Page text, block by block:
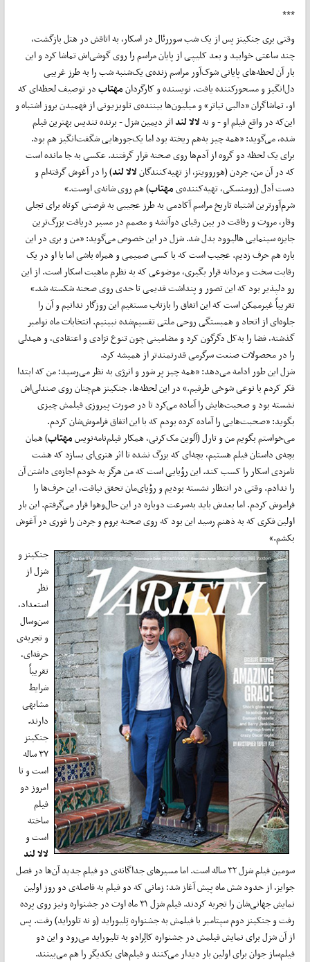
***
وقتی بری جنکینز پس از یک شب سوررئال در اسکار، به اتاقش در هتل بازگشت،
چند ساعتی خوابید و بعد کلیپی از پایان مراسم را روی گوشی‌اش تماشا کرد و این
بار آن لحظه‌های پایانی شوک‌آور مراسم زنده‌ی یک‌شنبه شب را به طرز غریبی
دل‌انگیز و مسحورکننده یافت. نویسنده و کارگردانمهتابدر توصیف لحظه‌ای که
او، تماشاگران «دالبی تیاتر» و میلیون‌ها بیننده‌ی تلویزیونی از فهمیدن بروز اشتباه و
این‌که در واقع فیلم او - و نهلالا لنداثر دیمین شزل - برنده تندیس بهترین فیلم
شده، می‌گوید: «همه چیز به‌هم ریخته بود اما یک‌جورهایی شگفت‌انگیز هم بود.
برای یک لحظه دو گروه از آدم‌ها روی صحنه قرار گرفتند. عکسی به جا مانده است
که در آن من، جردن (هوروویتز، از تهیه‌کنندگانلالا لند‌) را در آغوش گرفته‌ام و
دست اَدل (رومنسکی، تهیه‌کننده‌یمهتاب) هم روی شانه‌ی اوست.»
شرم‌آورترین اشتباه تاریخ مراسم آکادمی به طرز عجیبی به فرصتی کوتاه برای تجلی
وقار، مروت و رفاقت در بین رقبای دوآتشه و مصمم در مسیر دریافت بزرگ‌ترین
جایزه سینمایی هالیوود بدل شد. شزل در این خصوص می‌گوید: «من و بری در این
باره هم حرف زدیم. عجیب است که با کسی صمیمی و همراه باشی اما با او در یک
رقابت سخت و مردانه قرار بگیری، موضوعی که به نظرم ماهیت اسکار است. از این
رو دلپذیر بود که این تصور و پنداشت قدیمی تا حدی روی صحنه شکسته شد.»
تقریباً غیرممکن است که این اتفاق را بازتاب مستقیم این روزگار ندانیم و آن را
جلوه‌ای از اتحاد و همبستگی روحی ملتی تقسیم‌شده نبینیم. انتخابات ماه نوامبر
گذشته، فضا را به‌کل دگرگون کرد و مضامینی چون تنوع نژادی و اعتقادی، و همدلی
را در محصولات صنعت سرگرمی قدرتمندتر از همیشه کرد.
شزل این طور ادامه می‌دهد: «همه چیز پر شور و انرژی به نظر می‌رسید؛ من که ابتدا
فکر کردم با نوعی شوخی طرفیم.» در این لحظه‌ها، جنکینز هم‌چنان روی صندلی‌اش
نشسته بود و صحبت‌هایش را آماده می‌کرد تا در صورت پیروزی فیلمش چیزی
بگوید: «صحبت‌هایی را آماده کرده بودم که با این اتفاق فراموش‌شان کردم.
می‌خواستم بگویم من و تارل (آلوین مک‌کرنی، همکار فیلم‌نامه‌نویسمهتاب) همان
بچه‌ی داستان فیلم هستیم، بچه‌ای که بزرگ نشده تا اثر هنری‌ای بسازد که هشت
نامزدی اسکار را کسب کند. این رؤیایی است که من هرگز به خودم اجازه‌ی داشتن آن
را ندادم. وقتی در انتظار نشسته بودیم و رؤیای‌مان تحقق نیافت، این حرف‌ها را
فراموش کردم. اما بعدش باید به‌سرعت دوباره در این حال‌وهوا قرار می‌گرفتم. این بار
اولین فکری که به ذهنم رسید این بود که روی صحنه بروم و جردن را فوری در آغوش
بکشم.»
جنکینز و
شزل از
نظر
استعداد،
سن‌وسال
و تجربه‌ی
حرفه‌ای،
تقریباً
شرایط
مشابهی
دارند.
جنکینز
۳۷ ساله
است و تا
امروز دو
فیلم
ساخته
است و
لالا لند
سومین فیلم شزل ۳۲ ساله است. اما مسیرهای جداگانه‌ی دو فیلم جدید آن‌ها در فصل
جوایز، از حدود شش ماه پیش آغاز شد؛ زمانی که دو فیلم به فاصله‌ی دو روز اولین
نمایش جهانی‌شان را تجربه کردند. فیلم شزل ۳۱ ماه اوت در جشنواره ونیز روی پرده
رفت و جنکینز دوم سپتامبر با فیلمش به جشنواره تِلیوراید (و نه تلوراید) رفت. پس
از آن شزل برای نمایش فیلمش در جشنواره کالِرادو به تلیوراید می‌رود و این دو
فیلم‌ساز جوان برای اولین بار دیدار می‌کنند و فیلم‌های یکدیگر را هم می‌بینند.